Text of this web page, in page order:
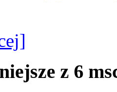
z 6